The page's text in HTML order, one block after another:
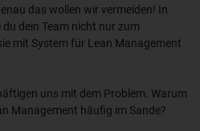
das wollen wir vermeiden! In
dein Team nicht nur zum
mit System für Lean Management
uns mit dem Problem. Warum
Management häufig im Sande?